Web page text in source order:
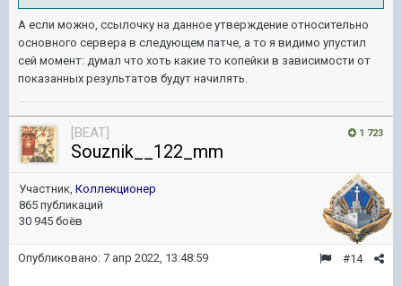
А если можно, ссылочку на данное утверждение относительно
основного сервера в следующем патче, а то я видимо упустил
сей момент: думал что хоть какие то копейки в зависимости от
показанных результатов будут начилять.
1 723
[BEAT]
Souznik__122_mm
Участник, Коллекционер
865 публикаций
30 945 боёв
#14
Опубликовано: 7 апр 2022, 13:48:59